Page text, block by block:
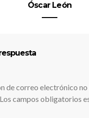
Óscar León
de correo electrónico no
Los campos obligatorios